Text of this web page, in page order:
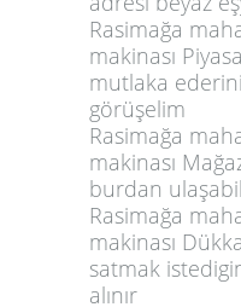
Rasimağa
makinası
mutlaka
görüşelim
Rasimağa
makinası
burdan
Rasimağa
makinası
satmak
alınır